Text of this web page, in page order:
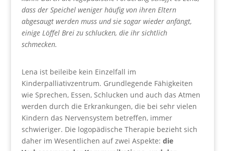
dass der Speichel weniger häufig von ihren Eltern
abgesaugt werden muss und sie sogar wieder anfängt,
einige Löffel Brei zu schlucken, die ihr sichtlich
schmecken.
Lena ist beileibe kein Einzelfall im
Kinderpalliativzentrum. Grundlegende Fähigkeiten
wie Sprechen, Essen, Schlucken und auch das Atmen
werden durch die Erkrankungen, die bei sehr vielen
Kindern das Nervensystem betreffen, immer
schwieriger. Die logopädische Therapie bezieht sich
daher im Wesentlichen auf zwei Aspekte: die